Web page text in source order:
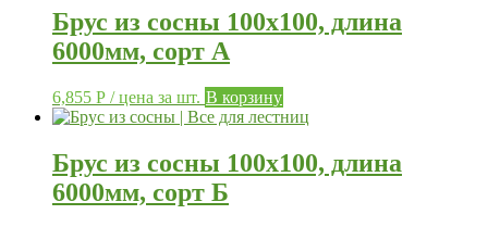
Брус из сосны 100х100, длина
6000мм, сорт А
6,855 Р / цена за шт. В корзину
Брус из сосны 100х100, длина
6000мм, сорт Б